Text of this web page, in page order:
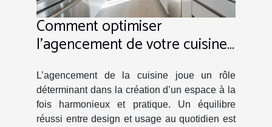
Comment optimiser
l'agencement de votre cuisine
fonctionnalité
L’agencement de la cuisine joue un rôle
déterminant dans la création d’un espace à la
fois harmonieux et pratique. Un équilibre
réussi entre design et usage au quotidien est